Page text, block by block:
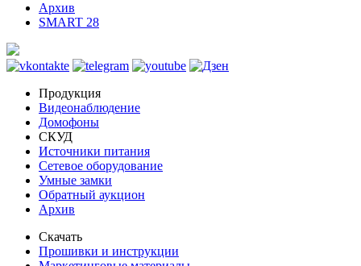
Архив
SMART 28
Продукция
Видеонаблюдение
Домофоны
СКУД
Источники питания
Сетевое оборудование
Умные замки
Обратный аукцион
Архив
Скачать
Прошивки и инструкции